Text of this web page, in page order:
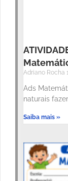
Adriano Rocha
Ads
naturais
Saiba mais »